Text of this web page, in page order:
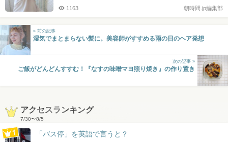
朝時間.jp編集部
1163
« 前の記事
湿気でまとまらない髪に。美容師がすすめる雨の日のヘア発想
次の記事 »
ご飯がどんどんすすむ！『なすの味噌マヨ照り焼き』の作り置き
アクセスランキング
7/30〜8/5
「バス停」を英語で言うと？